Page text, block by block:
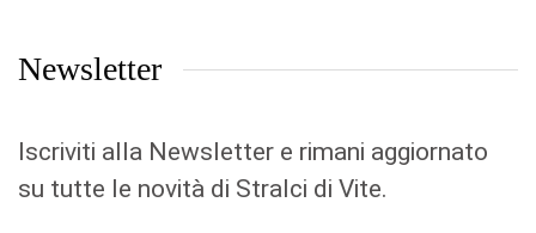
Newsletter
Iscriviti alla Newsletter e rimani aggiornato
su tutte le novità di Stralci di Vite.